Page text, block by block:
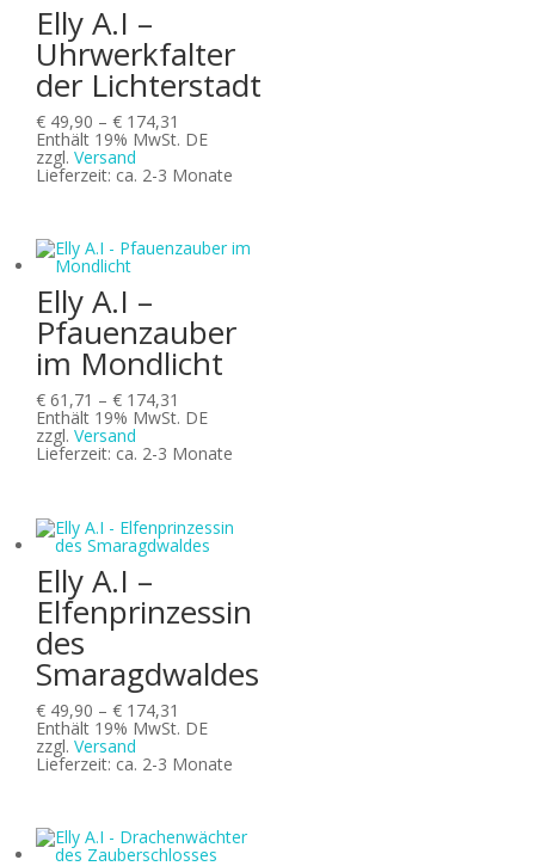
Elly A.I –
Uhrwerkfalter
der Lichterstadt
€ 49,90 –€ 174,31
€ 49,90
€ 174,31
Enthält 19% MwSt. DE
zzgl.Versand
Lieferzeit: ca. 2-3 Monate
Elly A.I –
Pfauenzauber
im Mondlicht
€ 61,71 –€ 174,31
€ 61,71
€ 174,31
Enthält 19% MwSt. DE
zzgl.Versand
Lieferzeit: ca. 2-3 Monate
Elly A.I –
Elfenprinzessin
des
Smaragdwaldes
€ 49,90 –€ 174,31
€ 49,90
€ 174,31
Enthält 19% MwSt. DE
zzgl.Versand
Lieferzeit: ca. 2-3 Monate